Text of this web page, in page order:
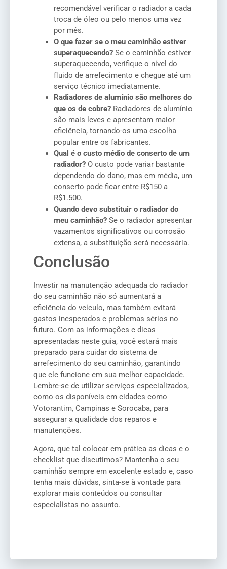
recomendável verificar o radiador a cada
troca de óleo ou pelo menos uma vez
por mês.
O que fazer se o meu caminhão estiver
superaquecendo? Se o caminhão estiver
superaquecendo, verifique o nível do
fluido de arrefecimento e chegue até um
serviço técnico imediatamente.
Radiadores de alumínio são melhores do
que os de cobre? Radiadores de alumínio
são mais leves e apresentam maior
eficiência, tornando-os uma escolha
popular entre os fabricantes.
Qual é o custo médio de conserto de um
radiador? O custo pode variar bastante
dependendo do dano, mas em média, um
conserto pode ficar entre R$150 a
R$1.500.
Quando devo substituir o radiador do
meu caminhão? Se o radiador apresentar
vazamentos significativos ou corrosão
extensa, a substituição será necessária.
Conclusão
Investir na manutenção adequada do radiador
do seu caminhão não só aumentará a
eficiência do veículo, mas também evitará
gastos inesperados e problemas sérios no
futuro. Com as informações e dicas
apresentadas neste guia, você estará mais
preparado para cuidar do sistema de
arrefecimento do seu caminhão, garantindo
que ele funcione em sua melhor capacidade.
Lembre-se de utilizar serviços especializados,
como os disponíveis em cidades como
Votorantim, Campinas e Sorocaba, para
assegurar a qualidade dos reparos e
manutenções.
Agora, que tal colocar em prática as dicas e o
checklist que discutimos? Mantenha o seu
caminhão sempre em excelente estado e, caso
tenha mais dúvidas, sinta-se à vontade para
explorar mais conteúdos ou consultar
especialistas no assunto.